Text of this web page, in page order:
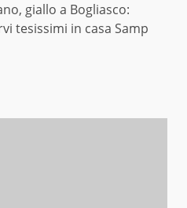
giallo a Bogliasco:
tesissimi in casa Samp